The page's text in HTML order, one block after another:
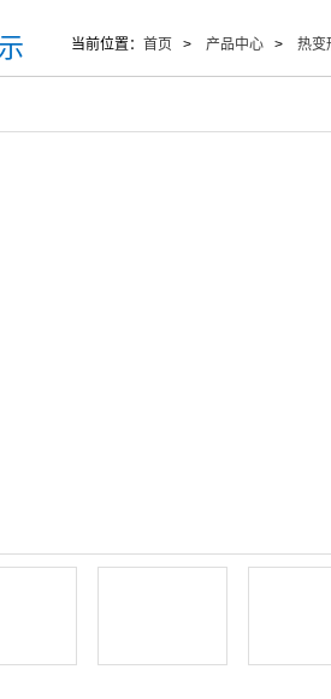
当前位置： 首页 > 产品中心 > 热变